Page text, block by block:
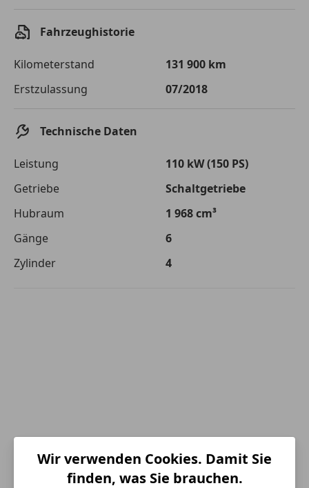
Fahrzeughistorie
Kilometerstand
131 900 km
Erstzulassung
07/2018
Technische Daten
Leistung
110 kW (150 PS)
Getriebe
Schaltgetriebe
Hubraum
1 968 cm³
Gänge
6
Zylinder
4
Wir verwenden Cookies. Damit Sie
finden, was Sie brauchen.